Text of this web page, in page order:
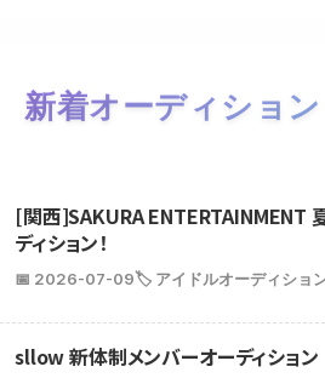
新着オーディション
[関西]SAKURA ENTERTAINMENT
ディション！
📅 2026-07-09🏷️ アイドルオーディショ
sllow 新体制メンバーオーディション